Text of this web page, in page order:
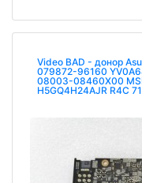
Video BAD - донор
079872-96160
08003-08460X00
H5GQ4H24AJR R4C